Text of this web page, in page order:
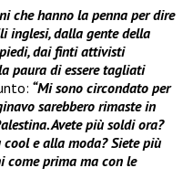
che hanno la penna per dire
inglesi, dalla gente della
dai finti attivisti
paura di essere tagliati
“Mi sono circondato per
sarebbero rimaste in
Avete più soldi ora?
e alla moda? Siete più
come prima ma con le